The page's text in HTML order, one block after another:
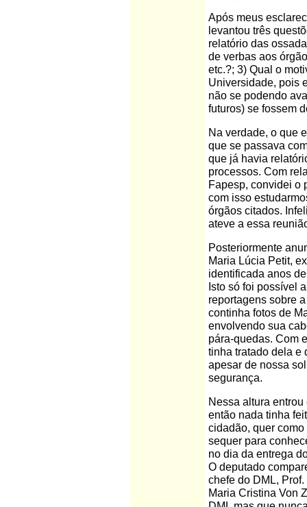
Após meus
levantou três
relatório das
de verbas aos
etc.?; 3) Qual o
Universidade, pois
não se podendo
futuros) se fossem
Na verdade, o que
que se passava
que já havia
processos. Com
Fapesp, convidei o
com isso
órgãos citados.
ateve a essa
Posteriormente
Maria Lúcia Petit,
identificada anos
Isto só foi possível
reportagens sobre
continha fotos de
envolvendo sua
pára-quedas. Com
tinha tratado dela e
apesar de nossa
segurança.
Nessa altura
então nada tinha
cidadão, quer
sequer para
no dia da entrega
O deputado
chefe do DML,
Maria Cristina Von